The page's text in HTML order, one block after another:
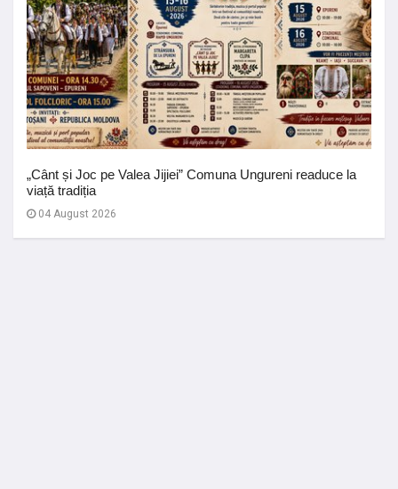
„Cânt și Joc pe Valea Jijiei” Comuna Ungureni readuce la
viață tradiția
04 August 2026